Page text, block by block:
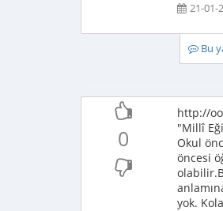
21-01-
Bu
0
http://
"Millî
Okul
öncesi
yok.